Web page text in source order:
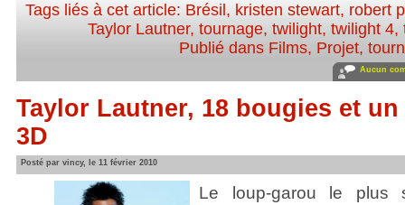
Tags liés à cet article: Brésil , kristen stewart, robert
Taylor Lautner, tournage, twilight, twilight 4,
Publié dans Films, Projet,
Aucun
Taylor Lautner, 18 bougies et
3D
Posté par vincy, le 11 février 2010
Le loup-garou le